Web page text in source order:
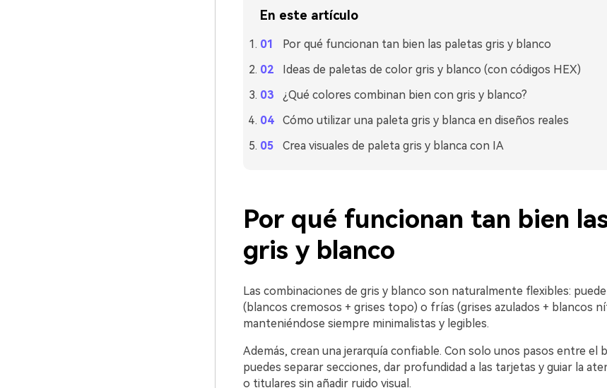
En este artículo
Por qué funcionan tan bien las paletas gris y blanco
Ideas de paletas de color gris y blanco (con códigos HEX)
¿Qué colores combinan bien con gris y blanco?
Cómo utilizar una paleta gris y blanca en diseños reales
Crea visuales de paleta gris y blanca con IA
Por qué funcionan tan bien
gris y blanco
Las combinaciones de gris y blanco son naturalmente flexibles:
(blancos cremosos + grises topo) o frías (grises azulados + blancos
manteniéndose siempre minimalistas y legibles.
Además, crean una jerarquía confiable. Con solo unos pasos entre el
puedes separar secciones, dar profundidad a las tarjetas y guiar la
o titulares sin añadir ruido visual.